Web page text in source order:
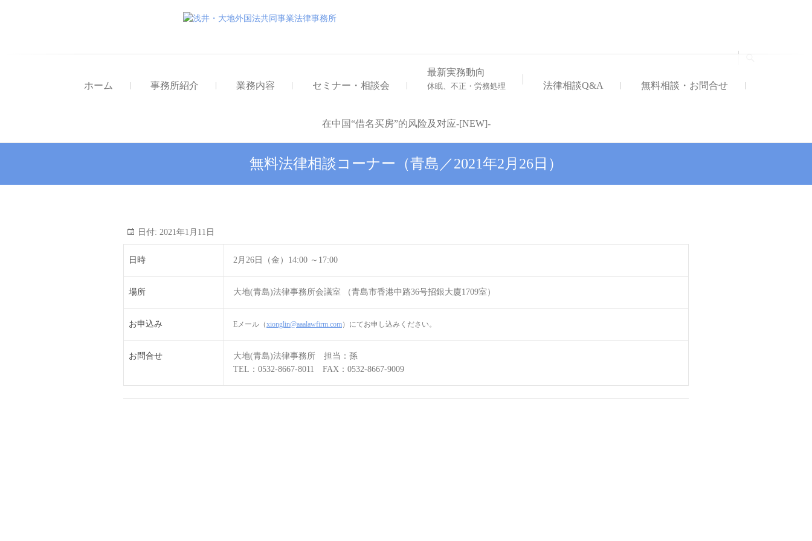
ホーム 事務所紹介 業務内容 セミナー・相談会
最新実務動向
休眠、不正・労務処理 法律相談Q&A 無料相談・お問合せ
在中国“借名买房”的风险及对应-[NEW]-
無料法律相談コーナー（青島／2021年2月26日）
日付: 2021年1月11日
日時 2月26日（金）14:00 ～17:00
場所 大地(青島)法律事務所会議室 （青島市香港中路36号招銀大廈1709室）
お申込み Eメール（xionglin@aaalawfirm.com）にてお申し込みください。
お問合せ
大地(青島)法律事務所 担当：孫
TEL：0532-8667-8011 FAX：0532-8667-9009